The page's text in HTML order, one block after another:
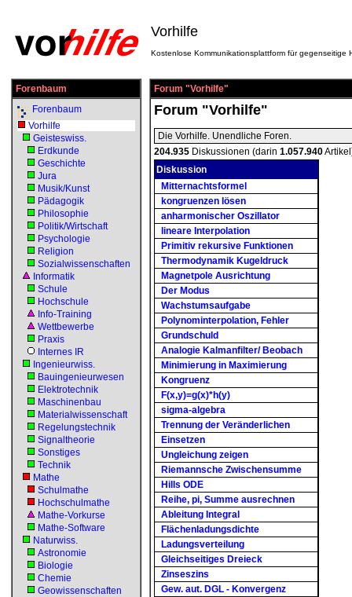
Vorhilfe
Kostenlose Kommunikationsplattform für gegenseitige
Forenbaum
Forenbaum
Vorhilfe
Geisteswiss.
Erdkunde
Geschichte
Jura
Musik/Kunst
Pädagogik
Philosophie
Politik/Wirtschaft
Psychologie
Religion
Sozialwissenschaften
Informatik
Schule
Hochschule
Info-Training
Wettbewerbe
Praxis
Internes IR
Ingenieurwiss.
Bauingenieurwesen
Elektrotechnik
Maschinenbau
Materialwissenschaft
Regelungstechnik
Signaltheorie
Sonstiges
Technik
Mathe
Schulmathe
Hochschulmathe
Mathe-Vorkurse
Mathe-Software
Naturwiss.
Astronomie
Biologie
Chemie
Geowissenschaften
Forum "Vorhilfe"
Forum "Vorhilfe"
Die Vorhilfe. Unendliche Foren.
204.935 Diskussionen (darin 1.057.940
Diskussion
Mitternachtsformel
kongruenzen lösen
anharmonischer Oszillator
lineare Interpolation
Primitiv rekursive Funktionen
Thermodynamik Kugeldruck
Magnetpole Ausrichtung
Der Modus
Wachstumsaufgabe
Polynominterpolation, Fehler
Grundschuld
Analogie Kalmanfilter/ Beobach
Minimierung in Maximierung
Kongruenz
F(x,y)=g(x)*h(y)
sigma-algebra
Trennung der Veränderlichen
Einsetzen
Ungleichung zeigen
Riemannsche Zwischensumme
Hills ODE
Reihe, pi, Summe ausrechnen
Ableitung Integral
Flächenladungsdichte
Ladungsverteilung
Gleichseitiges Dreieck
Zinseszins
Gew. aut. DGL - Konvergenz